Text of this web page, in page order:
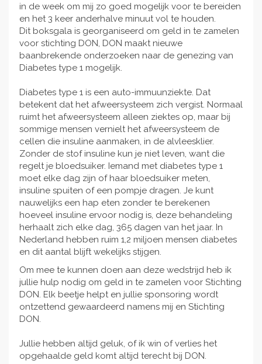
in de week om mij zo goed mogelijk voor te bereiden
en het 3 keer anderhalve minuut vol te houden.
Dit boksgala is georganiseerd om geld in te zamelen
voor stichting DON, DON maakt nieuwe
baanbrekende onderzoeken naar de genezing van
Diabetes type 1 mogelijk.
Diabetes type 1 is een auto-immuunziekte. Dat
betekent dat het afweersysteem zich vergist. Normaal
ruimt het afweersysteem alleen ziektes op, maar bij
sommige mensen vernielt het afweersysteem de
cellen die insuline aanmaken, in de alvleesklier.
Zonder de stof insuline kun je niet leven, want die
regelt je bloedsuiker. Iemand met diabetes type 1
moet elke dag zijn of haar bloedsuiker meten,
insuline spuiten of een pompje dragen. Je kunt
nauwelijks een hap eten zonder te berekenen
hoeveel insuline ervoor nodig is, deze behandeling
herhaalt zich elke dag, 365 dagen van het jaar. In
Nederland hebben ruim 1,2 miljoen mensen diabetes
en dit aantal blijft wekelijks stijgen.
Om mee te kunnen doen aan deze wedstrijd heb ik
jullie hulp nodig om geld in te zamelen voor Stichting
DON. Elk beetje helpt en jullie sponsoring wordt
ontzettend gewaardeerd namens mij en Stichting
DON.
Jullie hebben altijd geluk, of ik win of verlies het
opgehaalde geld komt altijd terecht bij DON.